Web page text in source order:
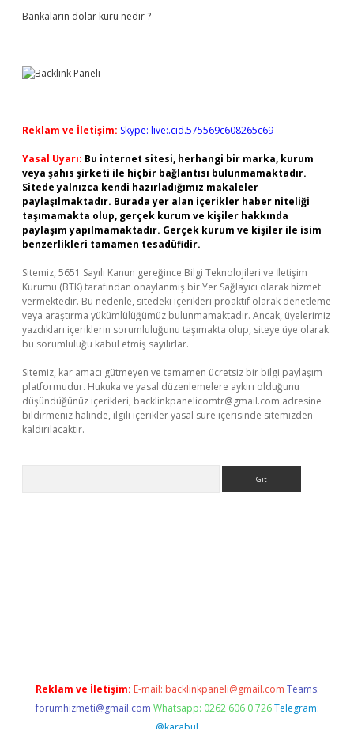
Bankaların dolar kuru nedir ?
Reklam ve İletişim: Skype: live:.cid.575569c608265c69
Yasal Uyarı: Bu internet sitesi, herhangi bir marka, kurum
veya şahıs şirketi ile hiçbir bağlantısı bulunmamaktadır.
Sitede yalnızca kendi hazırladığımız makaleler
paylaşılmaktadır. Burada yer alan içerikler haber niteliği
taşımamakta olup, gerçek kurum ve kişiler hakkında
paylaşım yapılmamaktadır. Gerçek kurum ve kişiler ile isim
benzerlikleri tamamen tesadüfidir.
Sitemiz, 5651 Sayılı Kanun gereğince Bilgi Teknolojileri ve İletişim
Kurumu (BTK) tarafından onaylanmış bir Yer Sağlayıcı olarak hizmet
vermektedir. Bu nedenle, sitedeki içerikleri proaktif olarak denetleme
veya araştırma yükümlülüğümüz bulunmamaktadır. Ancak, üyelerimiz
yazdıkları içeriklerin sorumluluğunu taşımakta olup, siteye üye olarak
bu sorumluluğu kabul etmiş sayılırlar.
Sitemiz, kar amacı gütmeyen ve tamamen ücretsiz bir bilgi paylaşım
platformudur. Hukuka ve yasal düzenlemelere aykırı olduğunu
düşündüğünüz içerikleri, backlinkpanelicomtr@gmail.com adresine
bildirmeniz halinde, ilgili içerikler yasal süre içerisinde sitemizden
kaldırılacaktır.
Reklam ve İletişim: E-mail: backlinkpaneli@gmail.com Teams:
forumhizmeti@gmail.com Whatsapp: 0262 606 0 726 Telegram: